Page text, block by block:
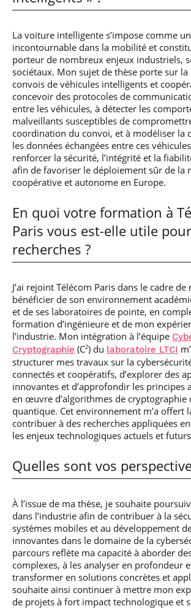
La voiture intelligente s’impose comme
incontournable dans la mobilité et
porteur de nombreux enjeux industriels,
sociétaux. Mon sujet de thèse porte sur la
convois de véhicules intelligents et
concevoir des protocoles de
entre les véhicules, à détecter les
malveillants susceptibles de
coordination du convoi, et à modéliser la
les données échangées entre ces
renforcer la sécurité, l’intégrité et la
afin de favoriser le déploiement sûr de la
coopérative et autonome en Europe.
En quoi votre formation à
Paris vous est-elle utile
recherches ?
J’ai rejoint Télécom Paris dans le cadre
bénéficier de son environnement
et de ses laboratoires de pointe, en
formation d’ingénieure et de mon
l’industrie. Mon intégration à l’équipe
Cryptographie (C2) du laboratoire LTCI
structurer mes travaux sur la
connectés et coopératifs, d’explorer des
innovantes et d’approfondir les principes
en œuvre d’algorithmes de cryptographie
quantique. Cet environnement m’a offert
contribuer à des recherches appliquées
les enjeux technologiques actuels et
Quelles sont vos
À l’issue de ma thèse, je souhaite
dans l’industrie afin de contribuer à la
systèmes mobiles et au développement
innovantes dans le domaine de la
parcours reflète ma capacité à aborder
complexes, à les analyser en profondeur
transformer en solutions concrètes et
souhaite ainsi continuer à mettre mon
de projets à fort impact technologique et